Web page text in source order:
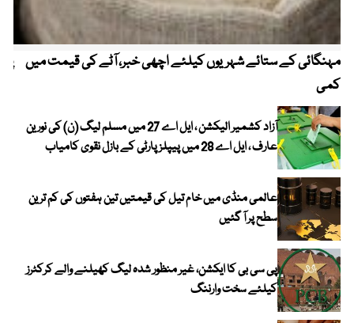
مہنگائی کے ستائے شہریوں کیلئے اچھی خبر، آٹے کی قیمت میں
کمی
آزاد کشمیر الیکشن ، ایل اے 27 میں مسلم لیگ (ن) کی نورین
عارف ، ایل اے 28 میں پیپلز پارٹی کے بازل نقوی کامیاب
عالمی منڈی میں خام تیل کی قیمتیں تین ہفتوں کی کم ترین
سطح پر آ گئیں
پی سی بی کا ایکشن، غیر منظور شدہ لیگ کھیلنے والے کرکٹرز
کیلئے سخت وارننگ